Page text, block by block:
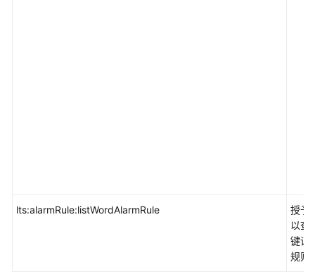
lts:alarmRule:listWordAlarmRule
授予
以查
键词
规则